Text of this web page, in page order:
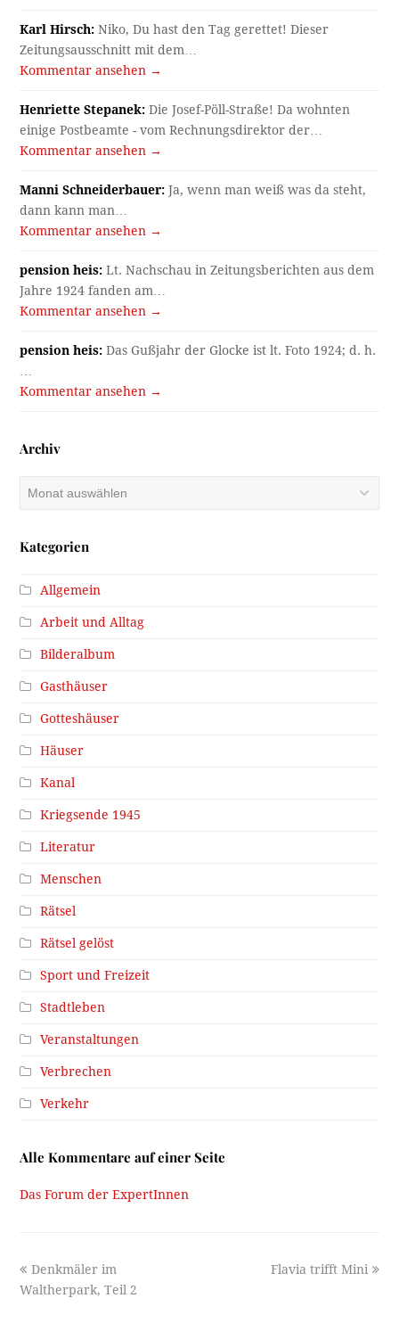
Karl Hirsch: Niko, Du hast den Tag gerettet! Dieser
Zeitungsausschnitt mit dem…
Kommentar ansehen →
Henriette Stepanek: Die Josef-Pöll-Straße! Da wohnten
einige Postbeamte - vom Rechnungsdirektor der…
Kommentar ansehen →
Manni Schneiderbauer: Ja, wenn man weiß was da steht,
dann kann man…
Kommentar ansehen →
pension heis: Lt. Nachschau in Zeitungsberichten aus dem
Jahre 1924 fanden am…
Kommentar ansehen →
pension heis: Das Gußjahr der Glocke ist lt. Foto 1924; d. h.
Kommentar ansehen →
Archiv
Kategorien
Allgemein
Arbeit und Alltag
Bilderalbum
Gasthäuser
Gotteshäuser
Häuser
Kanal
Kriegsende 1945
Literatur
Menschen
Rätsel
Rätsel gelöst
Sport und Freizeit
Stadtleben
Veranstaltungen
Verbrechen
Verkehr
Alle Kommentare auf einer Seite
Das Forum der ExpertInnen
previous
post:
Denkmäler im
Waltherpark, Teil 2
next
Flavia trifft Mini